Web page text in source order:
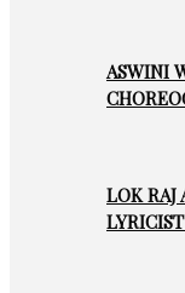
ASWINI
LOK RAJ